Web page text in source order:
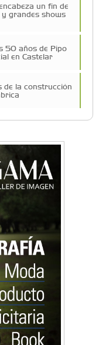
un fin de
grandes shows
50 años de Pipo
en Castelar
de la construcción
competirá
voló en avión lo
necesitan
crecer con
mucho más:
aprender y